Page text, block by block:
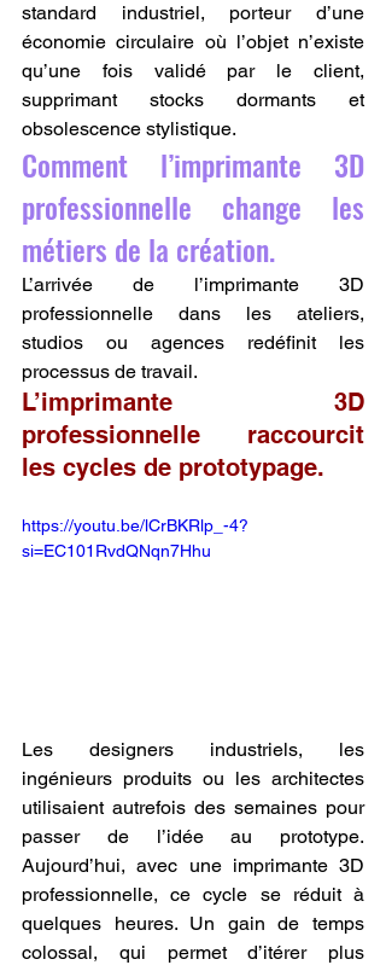
standard industriel, porteur d’une
économie circulaire où l’objet n’existe
qu’une fois validé par le client,
supprimant stocks dormants et
obsolescence stylistique.
Comment l’imprimante 3D
professionnelle change les
métiers de la création.
L’arrivée de l’imprimante 3D
professionnelle dans les ateliers,
studios ou agences redéfinit les
processus de travail.
L’imprimante 3D
professionnelle raccourcit
les cycles de prototypage.
https://youtu.be/lCrBKRlp_-4?
si=EC101RvdQNqn7Hhu
Les designers industriels, les
ingénieurs produits ou les architectes
utilisaient autrefois des semaines pour
passer de l’idée au prototype.
Aujourd’hui, avec une imprimante 3D
professionnelle, ce cycle se réduit à
quelques heures. Un gain de temps
colossal, qui permet d’itérer plus